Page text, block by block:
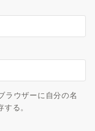
ラウザーに自分の名
る。